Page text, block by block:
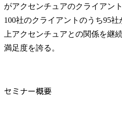
がアクセンチュアのクライアン
100社のクライアントのうち95社
上アクセンチュアとの関係を継
満足度を誇る。
セミナー概要